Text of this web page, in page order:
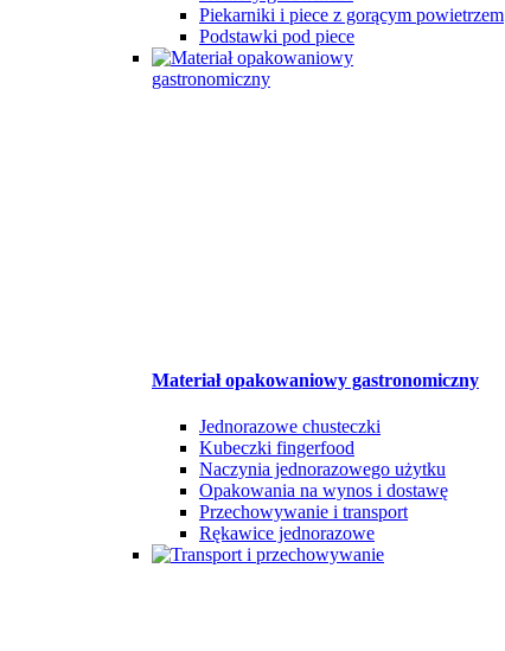
Piekarniki i piece z gorącym powietrzem
Podstawki pod piece
Materiał opakowaniowy gastronomiczny
Jednorazowe chusteczki
Kubeczki fingerfood
Naczynia jednorazowego użytku
Opakowania na wynos i dostawę
Przechowywanie i transport
Rękawice jednorazowe